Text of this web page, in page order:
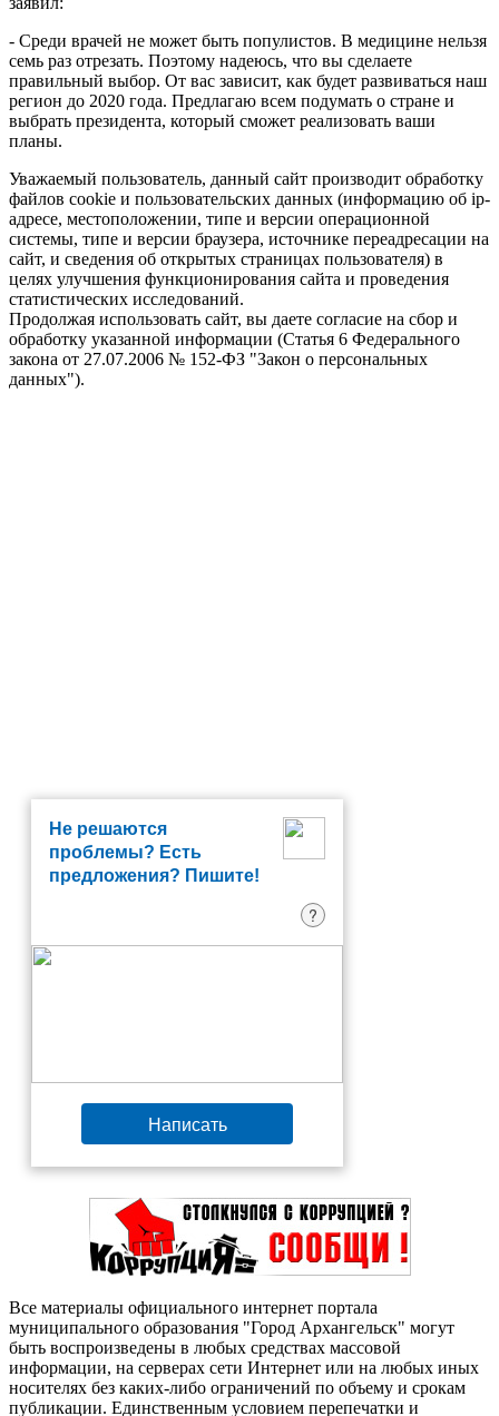
- Среди врачей не может быть популистов. В медицине нельзя
семь раз отрезать. Поэтому надеюсь, что вы сделаете
правильный выбор. От вас зависит, как будет развиваться наш
регион до 2020 года. Предлагаю всем подумать о стране и
выбрать президента, который сможет реализовать ваши
планы.
Уважаемый пользователь, данный сайт производит обработку
файлов cookie и пользовательских данных (информацию об ip-
адресе, местоположении, типе и версии операционной
системы, типе и версии браузера, источнике переадресации на
сайт, и сведения об открытых страницах пользователя) в
целях улучшения функционирования сайта и проведения
статистических исследований.
Продолжая использовать сайт, вы даете согласие на сбор и
обработку указанной информации (Статья 6 Федерального
закона от 27.07.2006 № 152-ФЗ "Закон о персональных
данных").
Не решаются
проблемы? Есть
предложения? Пишите!
?
Написать
Все материалы официального интернет портала
муниципального образования "Город Архангельск" могут
быть воспроизведены в любых средствах массовой
информации, на серверах сети Интернет или на любых иных
носителях без каких-либо ограничений по объему и срокам
публикации. Единственным условием перепечатки и